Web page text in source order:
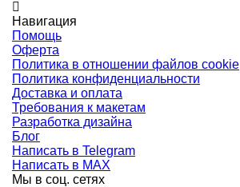
Навигация
Помощь
Оферта
Политика в отношении файлов cookie
Политика конфиденциальности
Доставка и оплата
Требования к макетам
Разработка дизайна
Блог
Написать в Telegram
Написать в MAX
Мы в соц. сетях